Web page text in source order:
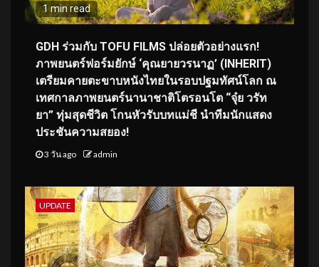
1 min read
GDH ร่วมกับ TOFU FILMS ปล่อยตัวอย่างแรก!
ภาพยนตร์ฟอร์มยักษ์ ‘คุณยายวรนาฏ’ (INHERIT)
เตรียมคายตะขาบหนังไทยในรอบปฐมทัศน์โลก ณ
เทศกาลภาพยนตร์นานาชาติโตรอนโต “จุ๋ย วรัท
ยา” ทุ่มสุดชีวิต โกนหัวรับบทแม่ชี นำทีมนักแสดง
ประชันความสยอง!
3 วัน ago admin
UPDATE